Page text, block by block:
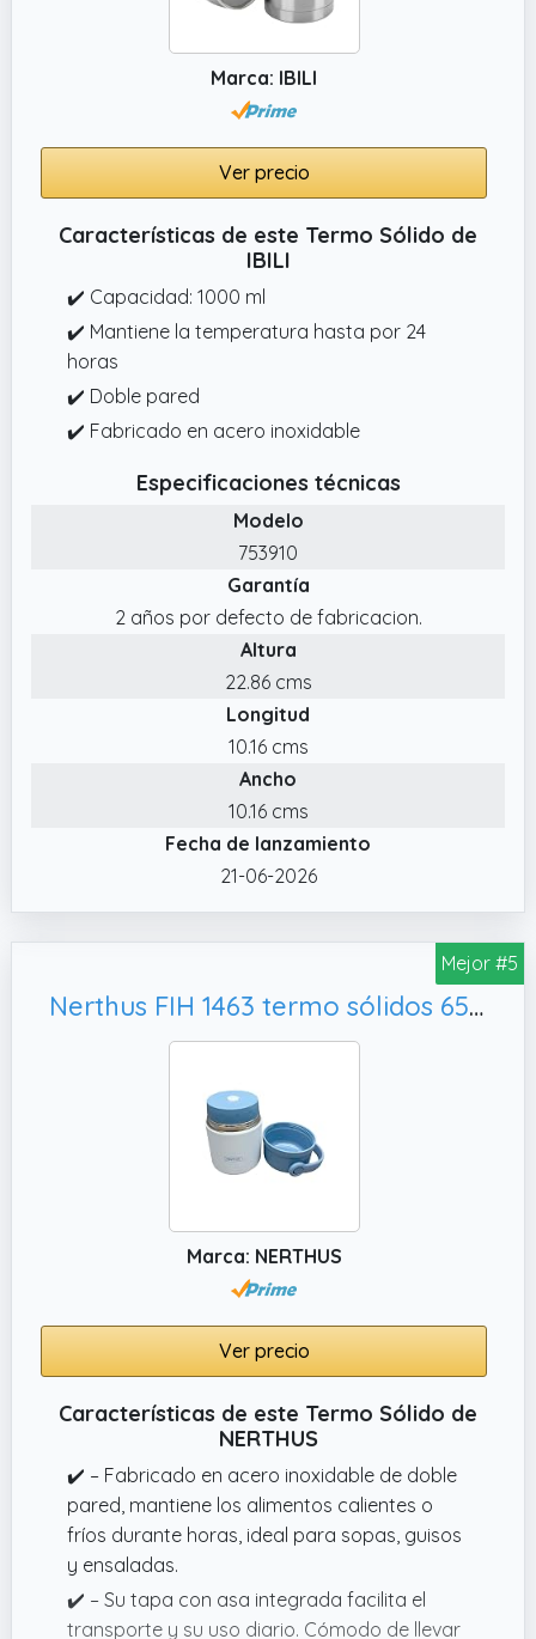
Marca: IBILI
Ver precio
Características de este Termo Sólido de
IBILI
✔️ Capacidad: 1000 ml
✔️ Mantiene la temperatura hasta por 24
horas
✔️ Doble pared
✔️ Fabricado en acero inoxidable
Especificaciones técnicas
Modelo
753910
Garantía
2 años por defecto de fabricacion.
Altura
22.86 cms
Longitud
10.16 cms
Ancho
10.16 cms
Fecha de lanzamiento
21-06-2026
Mejor #5
Nerthus FIH 1463 termo sólidos 650 ml acero inoxidable doble pared ideal para trabajo comida y sopas
Marca: NERTHUS
Ver precio
Características de este Termo Sólido de
NERTHUS
✔️ – Fabricado en acero inoxidable de doble
pared, mantiene los alimentos calientes o
fríos durante horas, ideal para sopas, guisos
y ensaladas.
✔️ – Su tapa con asa integrada facilita el
transporte y su uso diario. Cómodo de llevar